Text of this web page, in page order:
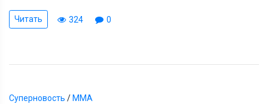
Читать 324 0
Суперновость / ММА